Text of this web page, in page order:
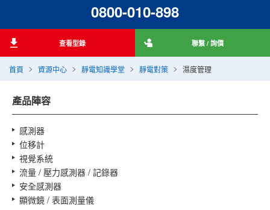
首頁 資源中心 靜電知識學堂 靜電對策 濕度管理
0800-010-898
查看型錄 聯繫 / 詢價
產品陣容
感測器
位移計
視覺系統
流量 / 壓力感測器 / 記錄器
安全感測器
顯微鏡 / 表面測量儀